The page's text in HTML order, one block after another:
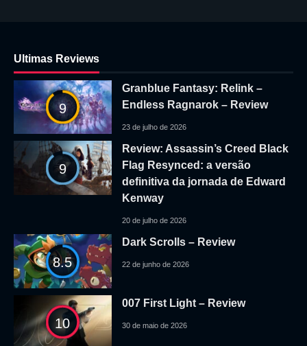
Ultimas Reviews
9
Granblue Fantasy: Relink –
Endless Ragnarok – Review
23 de julho de 2026
9
Review: Assassin’s Creed Black
Flag Resynced: a versão
definitiva da jornada de Edward
Kenway
20 de julho de 2026
8.5
Dark Scrolls – Review
22 de junho de 2026
10
007 First Light – Review
30 de maio de 2026